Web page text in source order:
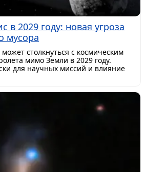
в 2029 году: новая угроза
мусора
столкнуться с космическим
мимо Земли в 2029 году.
для научных миссий и влияние